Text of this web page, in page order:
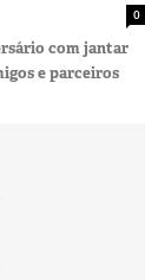
0
com jantar
e parceiros